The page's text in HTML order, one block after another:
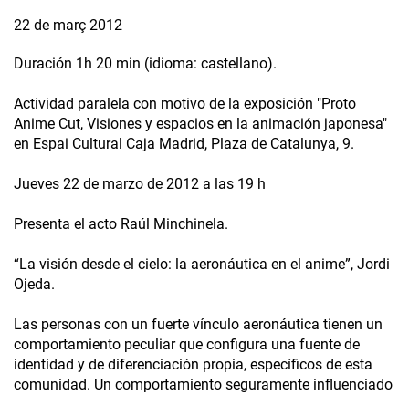
22 de març 2012
Duración 1h 20 min (idioma: castellano).
Actividad paralela con motivo de la exposición "Proto
Anime Cut, Visiones y espacios en la animación japonesa"
en Espai Cultural Caja Madrid, Plaza de Catalunya, 9.
Jueves 22 de marzo de 2012 a las 19 h
Presenta el acto Raúl Minchinela.
“La visión desde el cielo: la aeronáutica en el anime”, Jordi
Ojeda.
Las personas con un fuerte vínculo aeronáutica tienen un
comportamiento peculiar que configura una fuente de
identidad y de diferenciación propia, específicos de esta
comunidad. Un comportamiento seguramente influenciado